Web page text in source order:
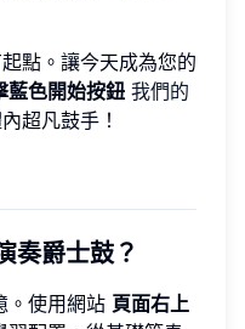
點。讓今天成為您的
藍色開始按鈕 我們的
超凡鼓手！
奏爵士鼓？
。使用網站 頁面右上